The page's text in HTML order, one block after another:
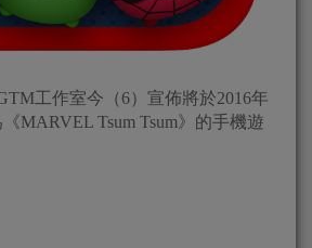
工作室今（6）宣佈將於2016年
MARVEL Tsum Tsum》的手機遊